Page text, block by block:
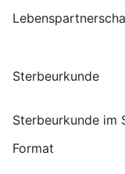
Sterbeurkunde
Sterbeurkunde im
Format